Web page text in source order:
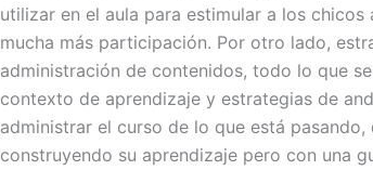
utilizar en el aula para estimular a los chicos
mucha más participación. Por otro lado,
administración de contenidos, todo lo que
contexto de aprendizaje y estrategias de
administrar el curso de lo que está
construyendo su aprendizaje pero con una